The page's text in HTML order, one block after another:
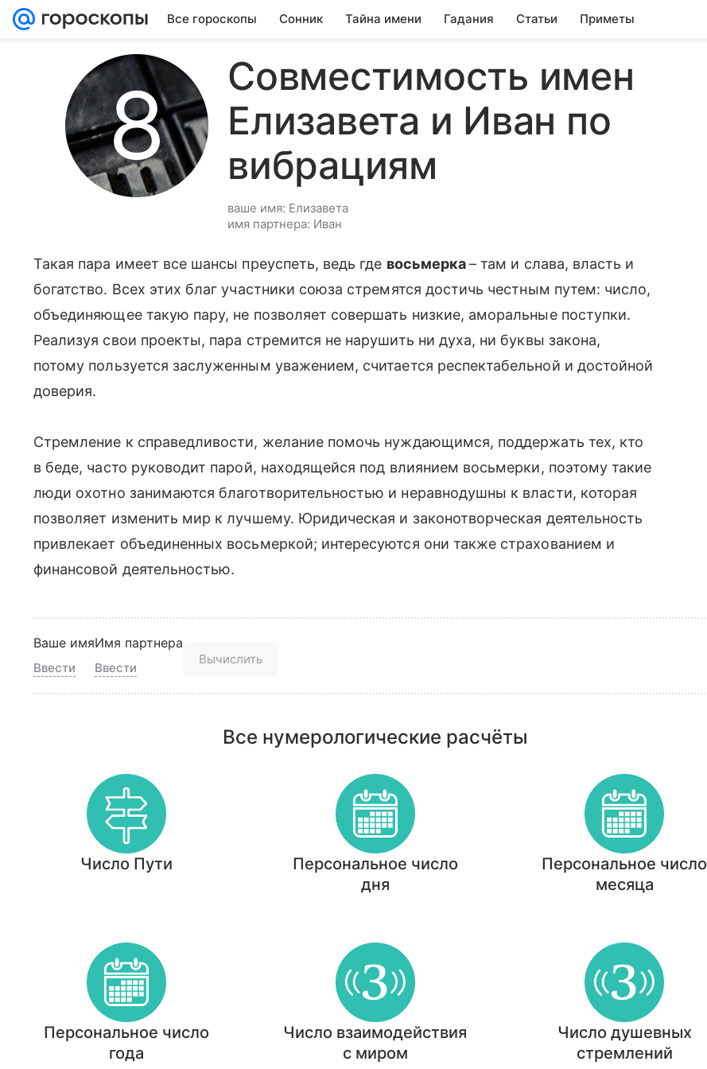
Все гороскопы Сонник Тайна имени Гадания Статьи Приметы
Совместимость имен
Елизавета и Иван по
вибрациям
ваше имя: Елизавета
имя партнера: Иван
Такая пара имеет все шансы преуспеть, ведь где восьмерка– там и слава, власть и
богатство. Всех этих благ участники союза стремятся достичь честным путем: число,
объединяющее такую пару, не позволяет совершать низкие, аморальные поступки.
Реализуя свои проекты, пара стремится не нарушить ни духа, ни буквы закона,
потому пользуется заслуженным уважением, считается респектабельной и достойной
доверия.
Стремление к справедливости, желание помочь нуждающимся, поддержать тех, кто
в беде, часто руководит парой, находящейся под влиянием восьмерки, поэтому такие
люди охотно занимаются благотворительностью и неравнодушны к власти, которая
позволяет изменить мир к лучшему. Юридическая и законотворческая деятельность
привлекает объединенных восьмеркой; интересуются они также страхованием и
финансовой деятельностью.
Ваше имя
Ввести
Имя партнера
Ввести
Вычислить
Все нумерологические расчёты
Число Пути
Персональное число
дня
Персональное число
месяца
Персональное число
года
Число взаимодействия
с миром
Число душевных
стремлений